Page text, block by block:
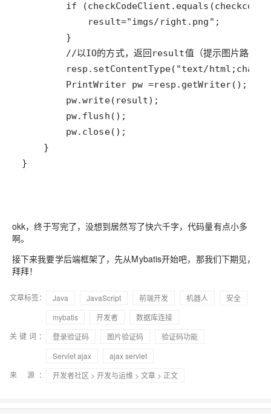
}
okk，终于写完了，没想到居然写了快六千字，代码量有点小多
啊。
接下来我要学后端框架了，先从Mybatis开始吧，那我们下期见，
拜拜！
文章标签： Java JavaScript 前端开发 机器人
安全
mybatis
开发者
数据库连接
关键词：
登录验证码 图片验证码
验证码功能
Servlet ajax
ajax servlet
来 源：
开发者社区 > 开发与运维 > 文章 > 正文